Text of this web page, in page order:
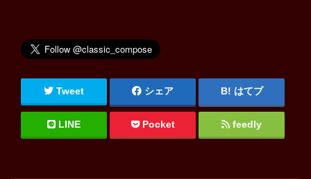
Tweet シェア はてブ
LINE Pocket feedly